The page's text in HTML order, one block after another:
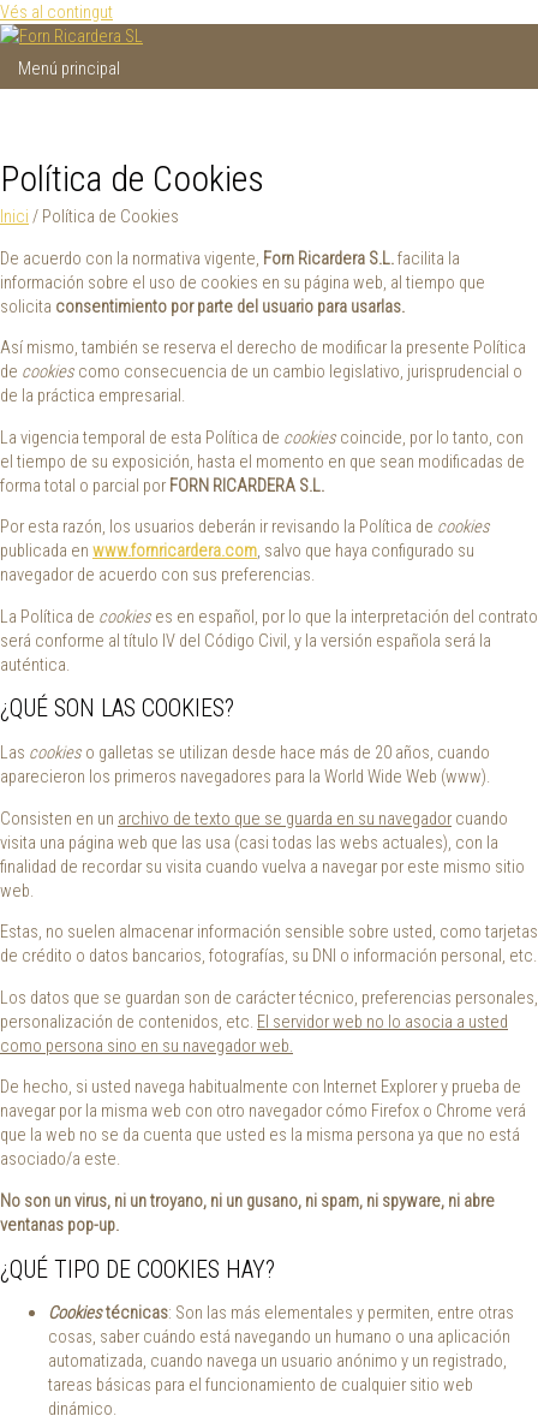
Vés al contingut
Menú principal
Política de Cookies
Inici / Política de Cookies
De acuerdo con la normativa vigente, Forn Ricardera S.L.facilita la
información sobre el uso de cookies en su página web, al tiempo que
solicita consentimiento por parte del usuario para usarlas.
Así mismo, también se reserva el derecho de modificar la presente Política
de cookies como consecuencia de un cambio legislativo, jurisprudencial o
de la práctica empresarial.
La vigencia temporal de esta Política de cookies coincide, por lo tanto, con
el tiempo de su exposición, hasta el momento en que sean modificadas de
forma total o parcial por FORN RICARDERA S.L.
Por esta razón, los usuarios deberán ir revisando la Política de cookies
publicada en www.fornricardera.com, salvo que haya configurado su
navegador de acuerdo con sus preferencias.
La Política de cookies es en español, por lo que la interpretación del contrato
será conforme al título IV del Código Civil, y la versión española será la
auténtica.
¿QUÉ SON LAS COOKIES?
Las cookies o galletas se utilizan desde hace más de 20 años, cuando
aparecieron los primeros navegadores para la World Wide Web (www).
Consisten en un archivo de texto que se guarda en su navegador cuando
visita una página web que las usa (casi todas las webs actuales), con la
finalidad de recordar su visita cuando vuelva a navegar por este mismo sitio
web.
Estas, no suelen almacenar información sensible sobre usted, como tarjetas
de crédito o datos bancarios, fotografías, su DNI o información personal, etc.
Los datos que se guardan son de carácter técnico, preferencias personales,
personalización de contenidos, etc. El servidor web no lo asocia a usted
como persona sino en su navegador web.
De hecho, si usted navega habitualmente con Internet Explorer y prueba de
navegar por la misma web con otro navegador cómo Firefox o Chrome verá
que la web no se da cuenta que usted es la misma persona ya que no está
asociado/a este.
No son un virus, ni un troyano, ni un gusano, ni spam, ni spyware, ni abre
ventanas pop-up.
¿QUÉ TIPO DE COOKIES HAY?
Cookiestécnicas: Son las más elementales y permiten, entre otras
cosas, saber cuándo está navegando un humano o una aplicación
automatizada, cuando navega un usuario anónimo y un registrado,
tareas básicas para el funcionamiento de cualquier sitio web
dinámico.